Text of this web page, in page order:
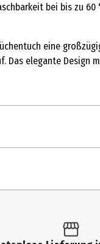
bei bis zu 60
eine
Das elegante